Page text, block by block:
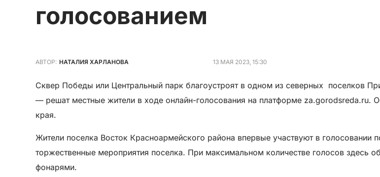
голосованием
АВТОР: НАТАЛИЯ ХАРЛАНОВА 13 МАЯ 2023, 15:30
Сквер Победы или Центральный парк благоустроят в одном из северных поселков
— решат местные жители в ходе онлайн-голосования на платформе za.gorodsreda.ru.
края.
Жители поселка Восток Красноармейского района впервые участвуют в голосовании
торжественные мероприятия поселка. При максимальном количестве голосов здесь
фонарями.